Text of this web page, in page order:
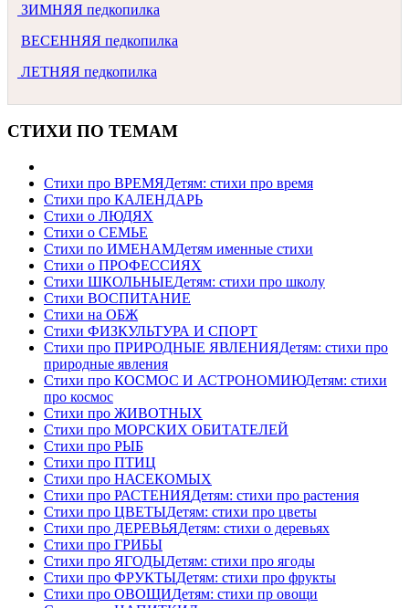
ЗИМНЯЯ педкопилка
ВЕСЕННЯЯ педкопилка
ЛЕТНЯЯ педкопилка
СТИХИ ПО ТЕМАМ
Стихи про ВРЕМЯДетям: стихи про время
Стихи про КАЛЕНДАРЬ
Стихи о ЛЮДЯХ
Стихи о СЕМЬЕ
Стихи по ИМЕНАМДетям именные стихи
Стихи о ПРОФЕССИЯХ
Стихи ШКОЛЬНЫЕДетям: стихи про школу
Стихи ВОСПИТАНИЕ
Стихи на ОБЖ
Стихи ФИЗКУЛЬТУРА И СПОРТ
Стихи про ПРИРОДНЫЕ ЯВЛЕНИЯДетям: стихи про
природные явления
Стихи про КОСМОС И АСТРОНОМИЮДетям: стихи
про космос
Стихи про ЖИВОТНЫХ
Стихи про МОРСКИХ ОБИТАТЕЛЕЙ
Стихи про РЫБ
Стихи про ПТИЦ
Стихи про НАСЕКОМЫХ
Стихи про РАСТЕНИЯДетям: стихи про растения
Стихи про ЦВЕТЫДетям: стихи про цветы
Стихи про ДЕРЕВЬЯДетям: стихи о деревьях
Стихи про ГРИБЫ
Стихи про ЯГОДЫДетям: стихи про ягоды
Стихи про ФРУКТЫДетям: стихи про фрукты
Стихи про ОВОЩИДетям: стихи пр овощи